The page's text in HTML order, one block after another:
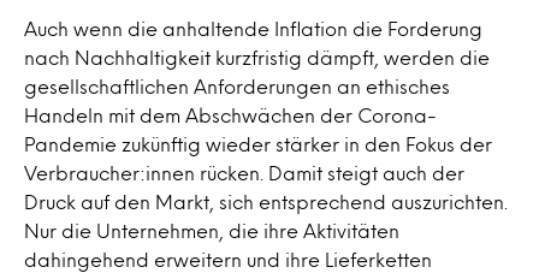
Auch wenn die anhaltende Inflation die Forderung
nach Nachhaltigkeit kurzfristig dämpft, werden die
gesellschaftlichen Anforderungen an ethisches
Handeln mit dem Abschwächen der Corona-
Pandemie zukünftig wieder stärker in den Fokus der
Verbraucher:innen rücken. Damit steigt auch der
Druck auf den Markt, sich entsprechend auszurichten.
Nur die Unternehmen, die ihre Aktivitäten
dahingehend erweitern und ihre Lieferketten